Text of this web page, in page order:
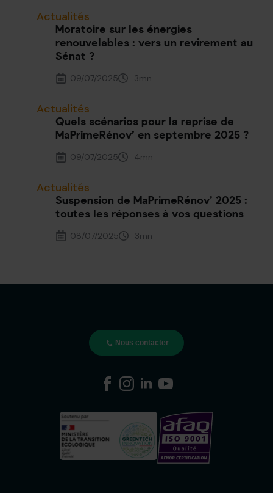
Actualités
Moratoire sur les énergies
renouvelables : vers un revirement au
Sénat ?
09/07/2025
3mn
Actualités
Quels scénarios pour la reprise de
MaPrimeRénov’ en septembre 2025 ?
09/07/2025
4mn
Actualités
Suspension de MaPrimeRénov’ 2025 :
toutes les réponses à vos questions
08/07/2025
3mn
Nous contacter